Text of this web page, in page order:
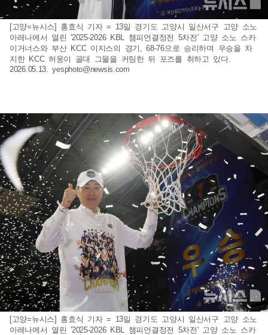
[고양=뉴시스] 홍효식 기자 = 13일 경기도 고양시 일산서구 고양 소노
아레나에서 열린 '2025-2026 KBL 챔피언결정전 5차전' 고양 소노 스카
이거너스와 부산 KCC 이지스의 경기, 68-76으로 승리하며 우승을 차
지한 KCC 허웅이 골대 그물을 커팅한 뒤 포즈를 취하고 있다.
2026.05.13.yesphoto@newsis.com
[고양=뉴시스] 홍효식 기자 = 13일 경기도 고양시 일산서구 고양 소노
아레나에서 열린 '2025-2026 KBL 챔피언결정전 5차전' 고양 소노 스카